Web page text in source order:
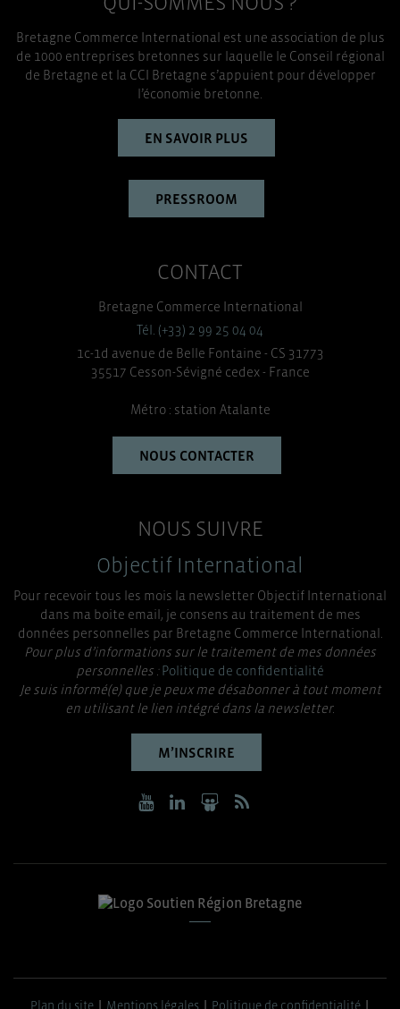
Bretagne Commerce International est une association de plus
de 1000 entreprises bretonnes sur laquelle le Conseil régional
de Bretagne et la CCI Bretagne s’appuient pour développer
l’économie bretonne.
EN SAVOIR PLUS
PRESSROOM
CONTACT
Bretagne Commerce International
Tél. (+33) 2 99 25 04 04
1c-1d avenue de Belle Fontaine - CS 31773
35517 Cesson-Sévigné cedex - France
Métro : station Atalante
NOUS CONTACTER
NOUS SUIVRE
Objectif International
Pour recevoir tous les mois la newsletter Objectif International
dans ma boite email, je consens au traitement de mes
données personnelles par Bretagne Commerce International.
Pour plus d’informations sur le traitement de mes données
personnelles :Politique de confidentialité
Je suis informé(e) que je peux me désabonner à tout moment
en utilisant le lien intégré dans la newsletter.
M’INSCRIRE
Plan du site Mentions légales Politique de confidentialité